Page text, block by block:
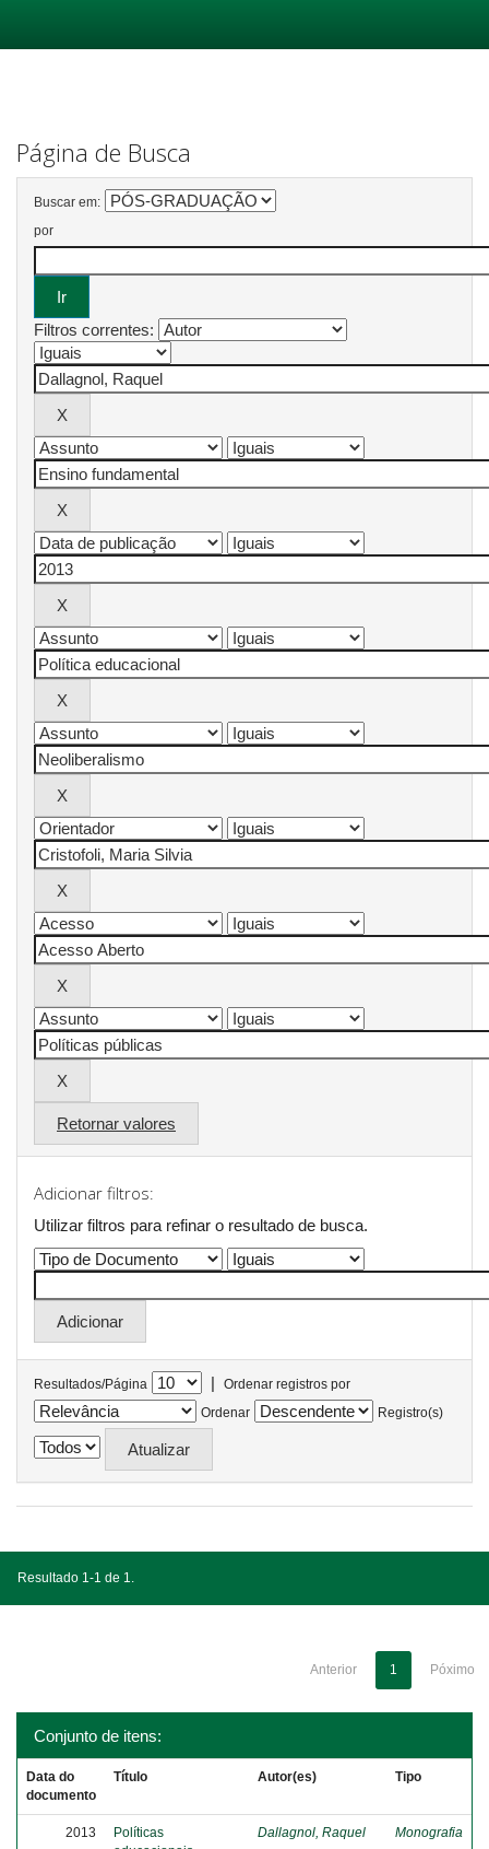
Página de Busca
Buscar em:
por
Filtros correntes:
Retornar valores
Adicionar filtros:
Utilizar filtros para refinar o resultado de busca.
Resultados/Página |
Ordenar registros por
Ordenar
Registro(s)
Resultado 1-1 de 1.
Anterior 1 Póximo
Conjunto de itens:
Data do
documento
Título Autor(es) Tipo
2013
Políticas
Dallagnol, Raquel Monografia